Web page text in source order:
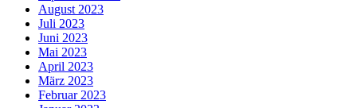
August 2023
Juli 2023
Juni 2023
Mai 2023
April 2023
März 2023
Februar 2023